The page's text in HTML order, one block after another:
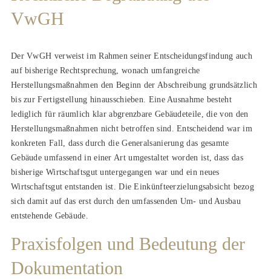
VwGH
Der VwGH verweist im Rahmen seiner Entscheidungsfindung auch
auf bisherige Rechtsprechung, wonach umfangreiche
Herstellungsmaßnahmen den Beginn der Abschreibung grundsätzlich
bis zur Fertigstellung hinausschieben. Eine Ausnahme besteht
lediglich für räumlich klar abgrenzbare Gebäudeteile, die von den
Herstellungsmaßnahmen nicht betroffen sind. Entscheidend war im
konkreten Fall, dass durch die Generalsanierung das gesamte
Gebäude umfassend in einer Art umgestaltet worden ist, dass das
bisherige Wirtschaftsgut untergegangen war und ein neues
Wirtschaftsgut entstanden ist. Die Einkünfteerzielungsabsicht bezog
sich damit auf das erst durch den umfassenden Um- und Ausbau
entstehende Gebäude.
Praxisfolgen und Bedeutung der
Dokumentation